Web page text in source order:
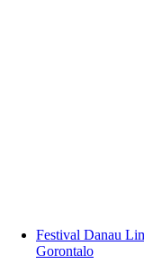
Festival Danau
Gorontalo